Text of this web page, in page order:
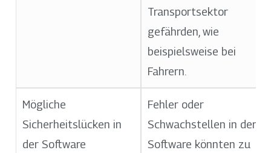
Transportsektor
gefährden, wie
beispielsweise bei
Fahrern.
Mögliche
Sicherheitslücken in
der Software
Fehler oder
Schwachstellen in der
Software könnten zu